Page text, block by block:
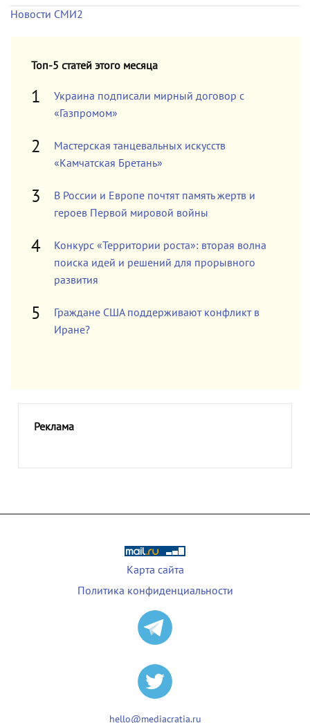
Новости СМИ2
Топ-5 статей этого месяца
Украина подписали мирный договор с
«Газпромом»
Мастерская танцевальных искусств
«Камчатская Бретань»
В России и Европе почтят память жертв и
героев Первой мировой войны
Конкурс «Территории роста»: вторая волна
поиска идей и решений для прорывного
развития
Граждане США поддерживают конфликт в
Иране?
Реклама
Карта сайта
Политика конфиденциальности
hello@mediacratia.ru